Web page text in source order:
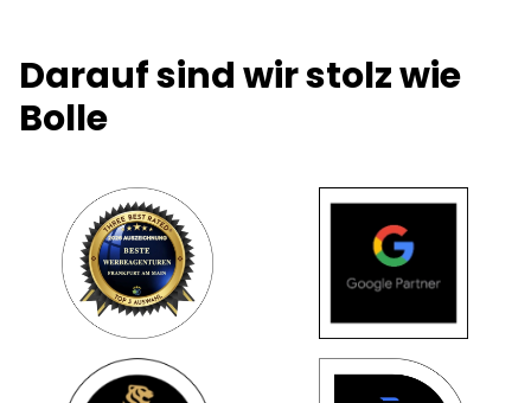
Darauf sind wir stolz wie
Bolle